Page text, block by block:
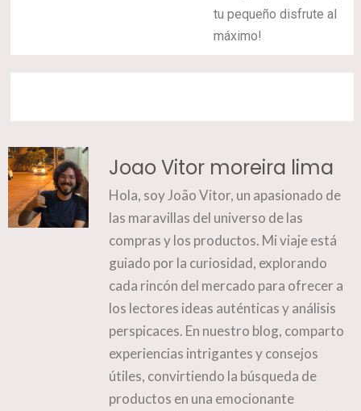
tu pequeño disfrute al
máximo!
Joao Vitor moreira lima
Hola, soy João Vitor, un apasionado de
las maravillas del universo de las
compras y los productos. Mi viaje está
guiado por la curiosidad, explorando
cada rincón del mercado para ofrecer a
los lectores ideas auténticas y análisis
perspicaces. En nuestro blog, comparto
experiencias intrigantes y consejos
útiles, convirtiendo la búsqueda de
productos en una emocionante